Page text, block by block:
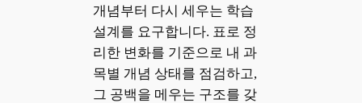
개념부터 다시 세우는 학습
설계를 요구합니다. 표로 정
리한 변화를 기준으로 내 과
목별 개념 상태를 점검하고,
그 공백을 메우는 구조를 갖